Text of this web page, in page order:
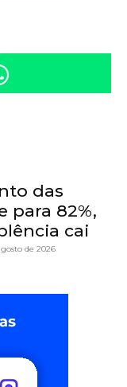
das
para 82%,
cai
de 2026